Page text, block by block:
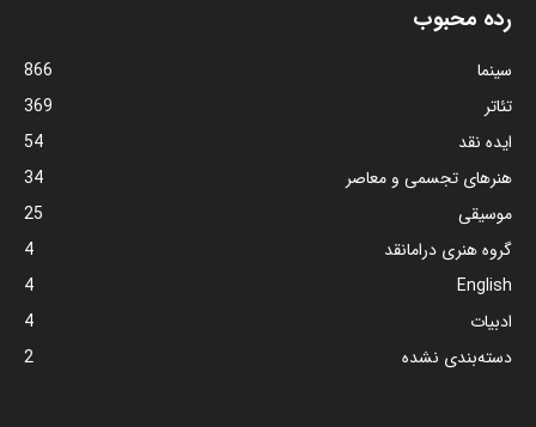
رده محبوب
سینما
866
تئاتر
369
ایده نقد
54
هنرهای تجسمی و معاصر
34
موسیقی
25
گروه هنری درامانقد
4
English
4
ادبیات
4
دسته‌بندی نشده
2